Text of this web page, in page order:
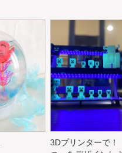
3Dプリンターで！